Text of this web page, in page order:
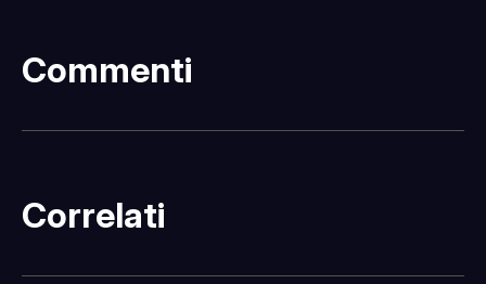
Commenti
Correlati